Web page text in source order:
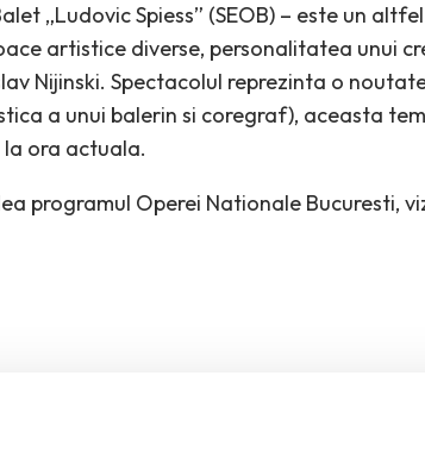
„Ludovic Spiess” (SEOB) – este un
artistice diverse, personalitatea unui
Nijinski. Spectacolul reprezinta o
a unui balerin si coregraf), aceasta
ora actuala.
programul Operei Nationale Bucuresti,